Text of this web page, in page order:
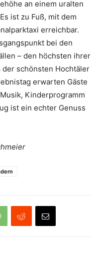
an einem uralten
ist zu Fuß, mit dem
erreichbar.
bei den
– den höchsten ihrer
schönsten Hochtäler
erwarten Gäste
Kinderprogramm
ist ein echter Genuss